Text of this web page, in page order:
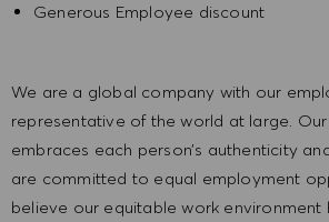
Generous Employee discount
We are a global company with our
representative of the world at large.
embraces each person’s authenticity
are committed to equal employment
believe our equitable work environment